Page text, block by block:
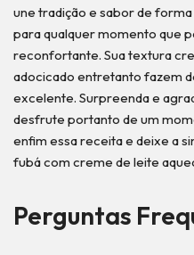
une tradição e sabor de
para qualquer momento que
reconfortante. Sua textura
adocicado entretanto fazem
excelente. Surpreenda e
desfrute portanto de um
enfim essa receita e deixe a
fubá com creme de leite
Perguntas